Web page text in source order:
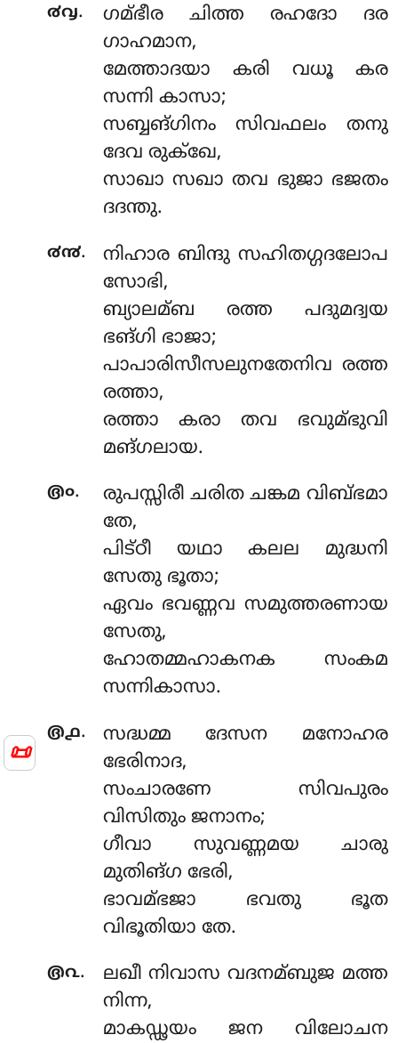
📜
൪൮.
ഗമ്ഭീര ചിത്ത രഹദോ ദര
ഗാഹമാന,
മേത്താദയാ കരി വധൂ കര
സന്നി കാസാ;
സബ്ബങ്ഗിനം സിവഫലം തനു
ദേവ രുക്ഖേ,
സാഖാ സഖാ തവ ഭുജാ ഭജതം
ദദന്തു.
൪൯.
നിഹാര ബിന്ദു സഹിതഗ്ഗദലോപ
സോഭി,
ബ്യാലമ്ബ രത്ത പദുമദ്വയ
ഭങ്ഗി ഭാജാ;
പാപാരിസീസലുനതേനിവ രത്ത
രത്താ,
രത്താ കരാ തവ ഭവുമ്ഭുവി
മങ്ഗലായ.
൫൦.
രുപസ്സിരീ ചരിത ചങ്കമ വിബ്ഭമാ
തേ,
പിട്ഠീ യഥാ കലല മുദ്ധനി
സേതു ഭൂതാ;
ഏവം ഭവണ്ണവ സമുത്തരണായ
സേതു,
ഹോതമ്മഹാകനക സംകമ
സന്നികാസാ.
൫൧.
സദ്ധമ്മ ദേസന മനോഹര
ഭേരിനാദ,
സംചാരണേ സിവപുരം
വിസിതും ജനാനം;
ഗീവാ സുവണ്ണമയ ചാരു
മുതിങ്ഗ ഭേരി,
ഭാവമ്ഭജാ ഭവതു ഭൂത
വിഭൂതിയാ തേ.
൫൨.
ലഖീ നിവാസ വദനമ്ബുജ മത്ത
നിന്ന,
മാകഡ്ഢയം ജന വിലോചന